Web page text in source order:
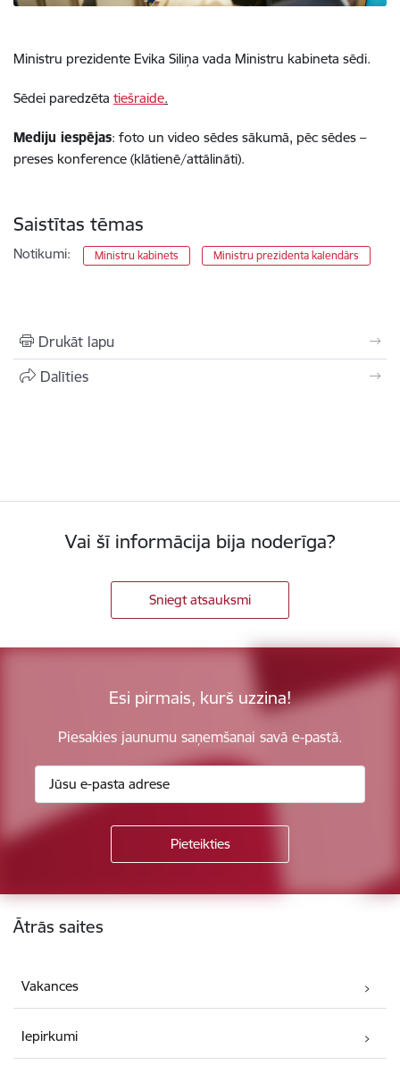
Ministru prezidente Evika Siliņa vada Ministru kabineta sēdi.
Sēdei paredzēta tiešraide.
Mediju iespējas: foto un video sēdes sākumā, pēc sēdes –
preses konference (klātienē/attālināti).
Saistītas tēmas
Notikumi: Ministru kabinets Ministru prezidenta kalendārs
Drukāt lapu
Dalīties
Vai šī informācija bija noderīga?
Sniegt atsauksmi
Esi pirmais, kurš uzzina!
Piesakies jaunumu saņemšanai savā e-pastā.
Kājene
Ātrās saites
Vakances
Iepirkumi